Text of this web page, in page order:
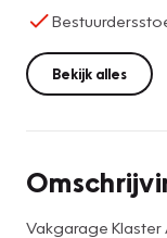
Bekijk alles
Vakgarage